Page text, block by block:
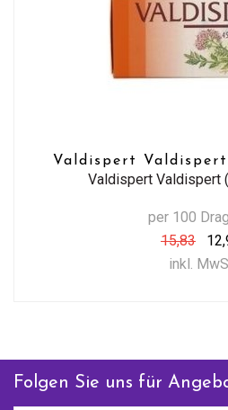
Valdispert
Valdispert Valdispert
per 100
15,83
inkl.
Folgen Sie uns für